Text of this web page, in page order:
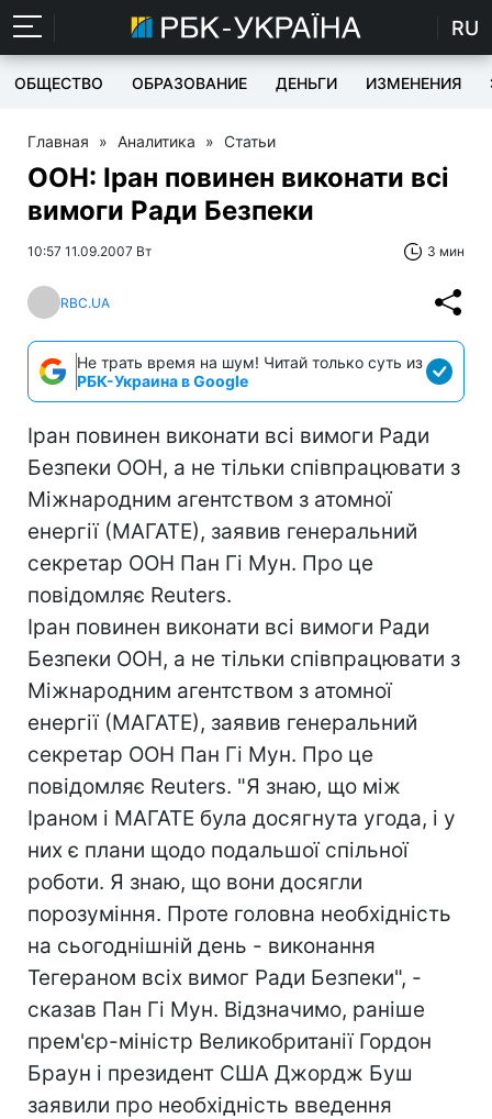
RU
ОБЩЕСТВО ОБРАЗОВАНИЕ ДЕНЬГИ ИЗМЕНЕНИЯ
Главная » Аналитика » Статьи
ООН: Іран повинен виконати всі
вимоги Ради Безпеки
10:57 11.09.2007 Вт 3 мин
RBC.UA
Не трать время на шум! Читай только суть из
РБК-Украина в Google
Іран повинен виконати всі вимоги Ради
Безпеки ООН, а не тільки співпрацювати з
Міжнародним агентством з атомної
енергії (МАГАТЕ), заявив генеральний
секретар ООН Пан Гі Мун. Про це
повідомляє Reuters.
Іран повинен виконати всі вимоги Ради
Безпеки ООН, а не тільки співпрацювати з
Міжнародним агентством з атомної
енергії (МАГАТЕ), заявив генеральний
секретар ООН Пан Гі Мун. Про це
повідомляє Reuters. "Я знаю, що між
Іраном і МАГАТЕ була досягнута угода, і у
них є плани щодо подальшої спільної
роботи. Я знаю, що вони досягли
порозуміння. Проте головна необхідність
на сьогоднішній день - виконання
Тегераном всіх вимог Ради Безпеки", -
сказав Пан Гі Мун. Відзначимо, раніше
прем'єр-міністр Великобританії Гордон
Браун і президент США Джордж Буш
заявили про необхідність введення